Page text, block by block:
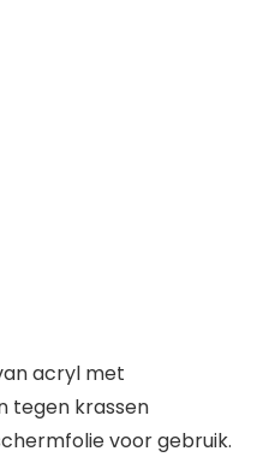
acryl met
tegen krassen
voor gebruik.